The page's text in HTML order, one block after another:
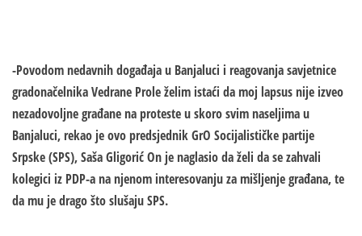
-Povodom nedavnih događaja u Banjaluci i reagovanja savjetnice
gradonačelnika Vedrane Prole želim istaći da moj lapsus nije izveo
nezadovoljne građane na proteste u skoro svim naseljima u
Banjaluci, rekao je ovo predsjednik GrO Socijalističke partije
Srpske (SPS), Saša Gligorić On je naglasio da želi da se zahvali
kolegici iz PDP-a na njenom interesovanju za mišljenje građana, te
da mu je drago što slušaju SPS.